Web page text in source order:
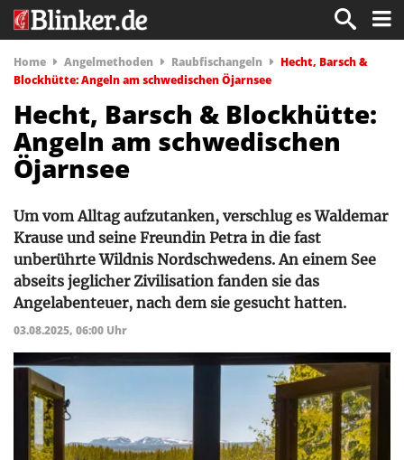
Home Angelmethoden Raubfischangeln
Hecht, Barsch &
Blockhütte: Angeln am schwedischen Öjarnsee
Hecht, Barsch & Blockhütte:
Angeln am schwedischen
Öjarnsee
Um vom Alltag aufzutanken, verschlug es Waldemar
Krause und seine Freundin Petra in die fast
unberührte Wildnis Nordschwedens. An einem See
abseits jeglicher Zivilisation fanden sie das
Angelabenteuer, nach dem sie gesucht hatten.
03.08.2025, 06:00 Uhr